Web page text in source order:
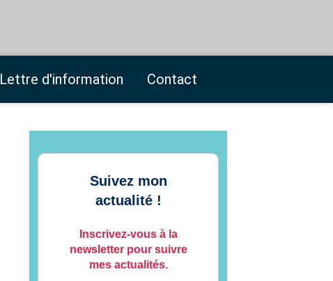
Lettre d'information Contact
Suivez mon
actualité !
Inscrivez-vous à la
newsletter pour suivre
mes actualités.